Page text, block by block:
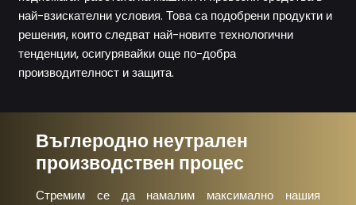
най-взискателни условия. Това са подобрени продукти и
решения, които следват най-новите технологични
тенденции, осигурявайки още по-добра
производителност и защита.
Въглеродно неутрален
производствен процес
Стремим се да намалим максимално нашия